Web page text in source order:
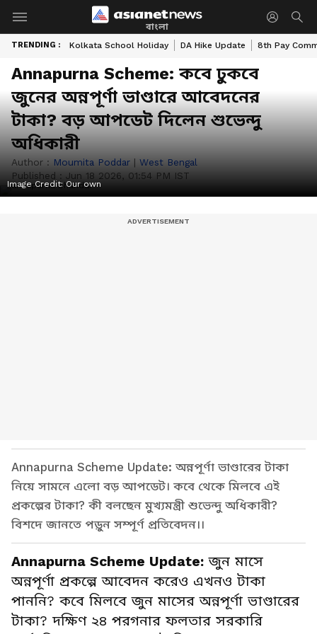
বাংলা
TRENDING : Kolkata School Holiday DA Hike Update 8th Pay
Annapurna Scheme: কবে ঢুকবে
জুনের অন্নপূর্ণা ভাণ্ডারে আবেদনের
টাকা? বড় আপডেট দিলেন শুভেন্দু
অধিকারী
Author : Moumita Poddar | West Bengal
Published : Jun 18 2026, 01:54 PM IST
Image Credit:Our own
Annapurna Scheme Update: অন্নপূর্ণা ভাণ্ডারের টাকা
নিয়ে সামনে এলো বড় আপডেট। কবে থেকে মিলবে এই
প্রকল্পের টাকা? কী বলছেন মুখ্যমন্ত্রী শুভেন্দু অধিকারী?
বিশদে জানতে পড়ুন সম্পূর্ণ প্রতিবেদন।।
Annapurna Scheme Update: জুন মাসে
অন্নপূর্ণা প্রকল্পে আবেদন করেও এখনও টাকা
পাননি? কবে মিলবে জুন মাসের অন্নপূর্ণা ভাণ্ডারের
টাকা? দক্ষিণ ২৪ পরগনার ফলতার সরকারি